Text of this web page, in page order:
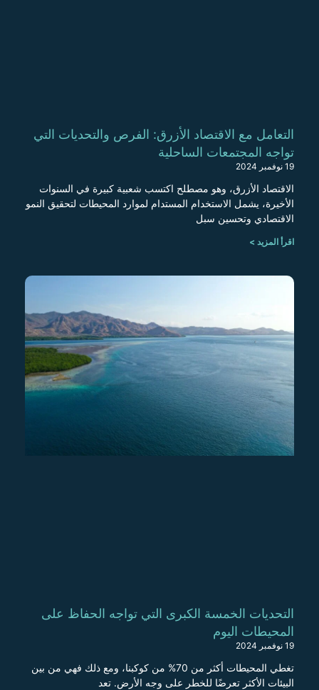
التعامل مع الاقتصاد الأزرق: الفرص والتحديات التي
تواجه المجتمعات الساحلية
19 نوفمبر 2024
الاقتصاد الأزرق، وهو مصطلح اكتسب شعبية كبيرة في السنوات
الأخيرة، يشمل الاستخدام المستدام لموارد المحيطات لتحقيق النمو
الاقتصادي وتحسين سبل
اقرأ المزيد >
التحديات الخمسة الكبرى التي تواجه الحفاظ على
المحيطات اليوم
19 نوفمبر 2024
تغطي المحيطات أكثر من 70% من كوكبنا، ومع ذلك فهي من بين
البيئات الأكثر تعرضًا للخطر على وجه الأرض. تعد